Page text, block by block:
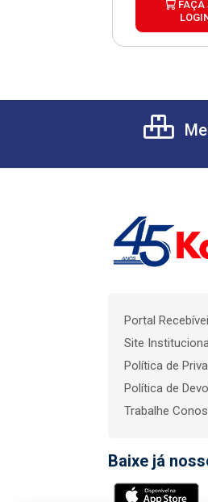
FAÇA
Portal
Site
Política de
Política de
Trabalhe
Baixe já